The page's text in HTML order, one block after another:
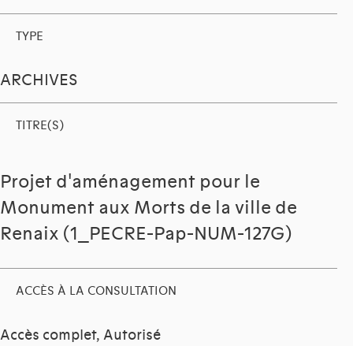
TYPE
ARCHIVES
TITRE(S)
Projet d'aménagement pour le
Monument aux Morts de la ville de
Renaix (1_PECRE-Pap-NUM-127G)
ACCÈS À LA CONSULTATION
Accès complet, Autorisé